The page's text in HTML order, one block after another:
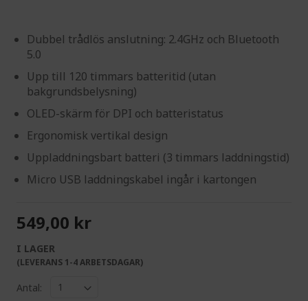
Dubbel trådlös anslutning: 2.4GHz och Bluetooth
5.0
Upp till 120 timmars batteritid (utan
bakgrundsbelysning)
OLED-skärm för DPI och batteristatus
Ergonomisk vertikal design
Uppladdningsbart batteri (3 timmars laddningstid)
Micro USB laddningskabel ingår i kartongen
549,00 kr
I LAGER
(LEVERANS 1-4 ARBETSDAGAR)
Antal: